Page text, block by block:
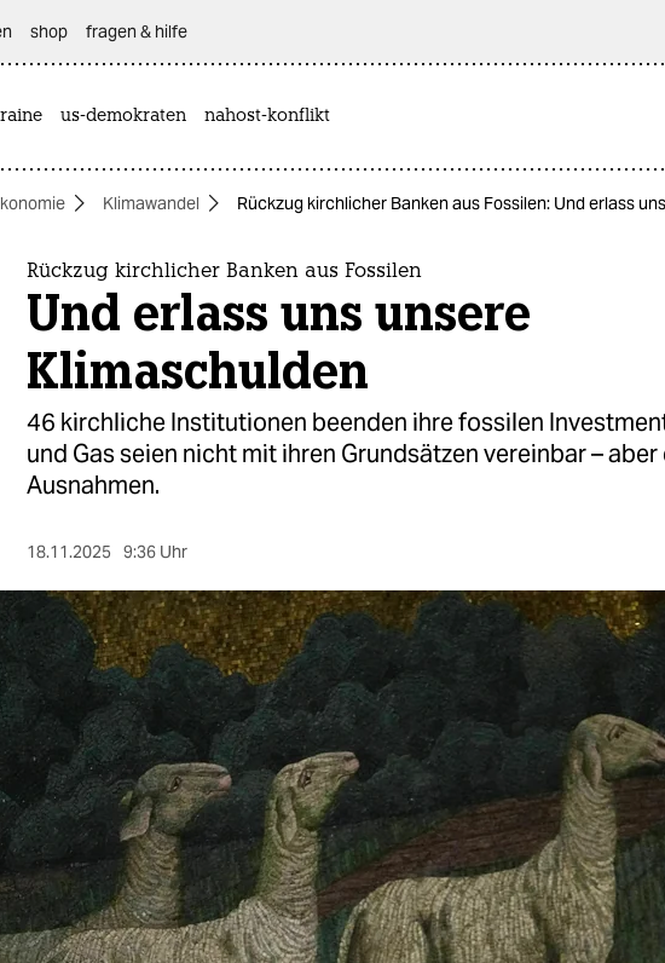
shop fragen & hilfe
us-demokraten nahost-konflikt
Klimawandel Rückzug kirchlicher Banken aus Fossilen: Und erlass
Rückzug kirchlicher Banken aus Fossilen
Und erlass uns unsere
Klimaschulden
46 kirchliche Institutionen beenden ihre fossilen
und Gas seien nicht mit ihren Grundsätzen vereinbar –
Ausnahmen.
18.11.2025 9:36 Uhr